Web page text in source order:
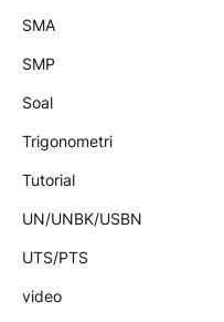
SMA
SMP
Soal
Trigonometri
Tutorial
UN/UNBK/USBN
UTS/PTS
video